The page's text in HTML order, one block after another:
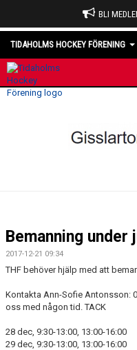
BLI
TIDAHOLMS HOCKEY FÖRENING
MATCHER
MEDLEM
KIOSKEN
Bemanning under
2017-12-21 09:34
THF behöver hjälp med att
Kontakta Ann-Sofie Antonsson:
oss med någon tid. TACK
28 dec, 9:30-13:00, 13:00-16:00
29 dec, 9:30-13:00, 13:00-16:00